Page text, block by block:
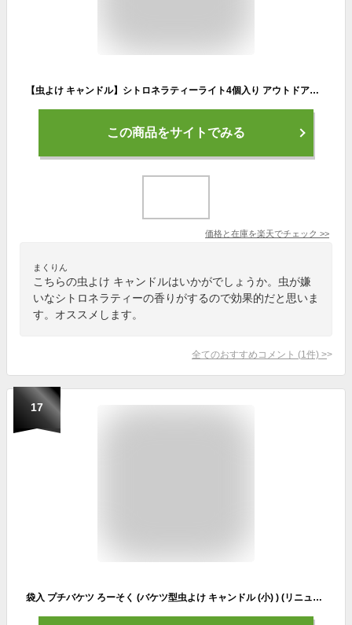
【虫よけ キャンドル】シトロネラティーライト4個入り アウトドアアイテムとして人気使いやすいティンタイプ天然の虫除けアロマ カメヤマ
この商品をサイトでみる
価格と在庫を楽天でチェック >>
まくりん
こちらの虫よけ キャンドルはいかがでしょうか。虫が嫌
いなシトロネラティーの香りがするので効果的だと思いま
す。オススメします。
全てのおすすめコメント (1 件) >
17
袋入 プチバケツ ろーそく (バケツ型虫よけ キャンドル (小) ) (リニューアル) 花火点火用品 { 花火 はなび キャンプ アウトドア 花火 バケツ ろうそく ローソク 蝋燭 虫除け }228 {配送区分A} 沖縄・離島発送不可